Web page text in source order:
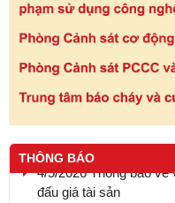
THÔNG BÁO
4/5/2026 Thông báo về
đấu giá tài sản